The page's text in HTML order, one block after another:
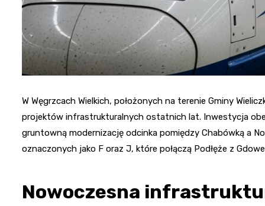
W Węgrzcach Wielkich, położonych na terenie Gminy
projektów infrastrukturalnych ostatnich lat. Inwestycja
gruntowną modernizację odcinka pomiędzy Chabówką a
oznaczonych jako F oraz J, które połączą Podłęże z
Nowoczesna